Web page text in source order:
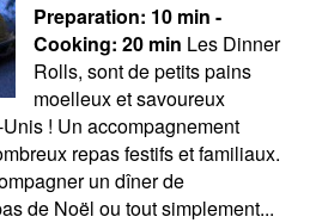
Preparation: 10 min -
Cooking: 20 min Les Dinner
Rolls, sont de petits pains
moelleux et savoureux
! Un accompagnement
repas festifs et familiaux.
un dîner de
de Noël ou tout simplement...